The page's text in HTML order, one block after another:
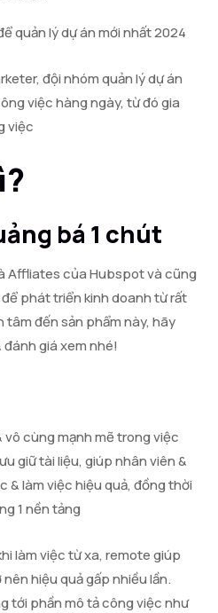
quản lý dự án mới nhất 2024
đội nhóm quản lý dự án
việc hàng ngày, từ đó gia
việc
bá 1 chút
Affliates của Hubspot và cũng
phát triển kinh doanh từ rất
tâm đến sản phẩm này, hãy
giá xem nhé!
cùng mạnh mẽ trong việc
giữ tài liệu, giúp nhân viên &
& làm việc hiệu quả, đồng thời
1 nền tảng
làm việc từ xa, remote giúp
hiệu quả gấp nhiều lần.
tới phần mô tả công việc như